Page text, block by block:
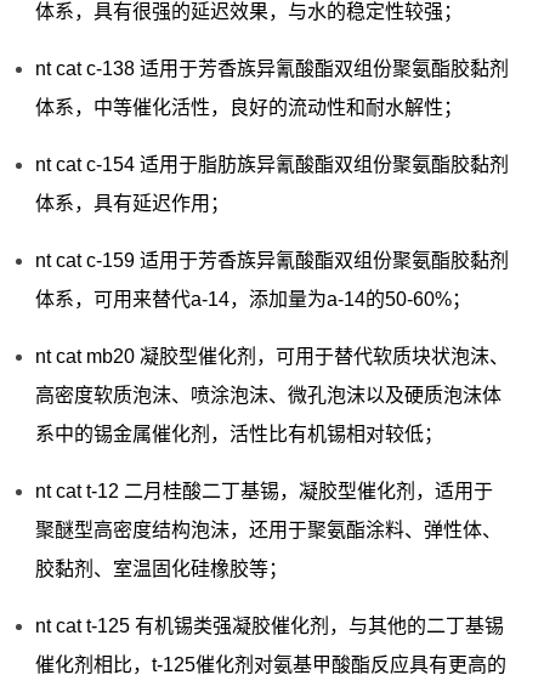
体系，具有很强的延迟效果，与水的稳定性较强；
nt cat c-138 适用于芳香族异氰酸酯双组份聚氨酯胶黏剂
体系，中等催化活性，良好的流动性和耐水解性；
nt cat c-154 适用于脂肪族异氰酸酯双组份聚氨酯胶黏剂
体系，具有延迟作用；
nt cat c-159 适用于芳香族异氰酸酯双组份聚氨酯胶黏剂
体系，可用来替代a-14，添加量为a-14的50-60%；
nt cat mb20 凝胶型催化剂，可用于替代软质块状泡沫、
高密度软质泡沫、喷涂泡沫、微孔泡沫以及硬质泡沫体
系中的锡金属催化剂，活性比有机锡相对较低；
nt cat t-12 二月桂酸二丁基锡，凝胶型催化剂，适用于
聚醚型高密度结构泡沫，还用于聚氨酯涂料、弹性体、
胶黏剂、室温固化硅橡胶等；
nt cat t-125 有机锡类强凝胶催化剂，与其他的二丁基锡
催化剂相比，t-125催化剂对氨基甲酸酯反应具有更高的